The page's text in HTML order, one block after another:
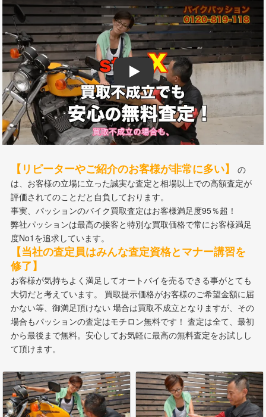
Play
【リピーターやご紹介のお客様が非常に多い】
は、お客様の立場に立った誠実な査定と相場以上での高額査定が
評価されてのことだと自負しております。
事実、パッションのバイク買取査定はお客様満足度95％超！
弊社パッションは最高の接客と特別な買取価格で常にお客様満足
度No1を追求しています。
【当社の査定員はみんな査定資格とマナー講習を
修了】
お客様が気持ちよく満足してオートバイを売るできる事がとても
大切だと考えています。 買取提示価格がお客様のご希望金額に届
かない等、御満足頂けない 場合は買取不成立となりますが、その
場合もパッションの査定はモチロン無料です！ 査定は全て、最初
から最後まで無料。安心してお気軽に最高の無料査定をお試しし
て頂けます。